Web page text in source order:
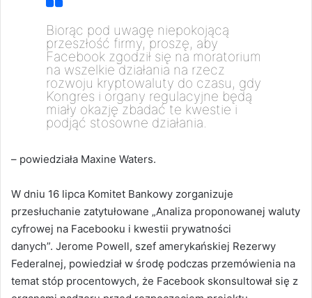
Biorąc pod uwagę niepokojącą
przeszłość firmy, proszę, aby
Facebook zgodził się na moratorium
na wszelkie działania na rzecz
rozwoju kryptowaluty do czasu, gdy
Kongres i organy regulacyjne będą
miały okazję zbadać te kwestie i
podjąć stosowne działania.
– powiedziała Maxine Waters.
W dniu 16 lipca Komitet Bankowy zorganizuje
przesłuchanie zatytułowane „Analiza proponowanej waluty
cyfrowej na Facebooku i kwestii prywatności
danych”. Jerome Powell, szef amerykańskiej Rezerwy
Federalnej, powiedział w środę podczas przemówienia na
temat stóp procentowych, że Facebook skonsultował się z